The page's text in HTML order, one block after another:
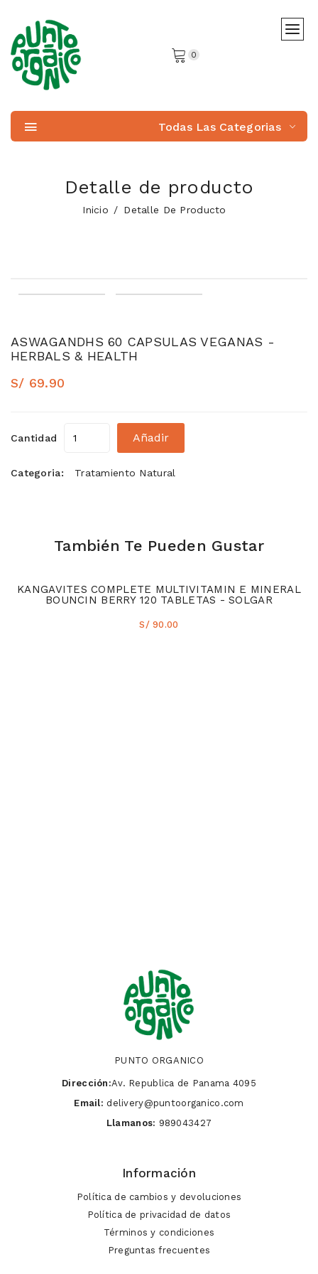
0
Todas Las Categorias
Detalle de producto
Inicio Detalle De Producto
ASWAGANDHS 60 CAPSULAS VEGANAS -
HERBALS & HEALTH
S/ 69.90
Cantidad Añadir
Categoria: Tratamiento Natural
También Te Pueden Gustar
KANGAVITES COMPLETE MULTIVITAMIN E MINERAL
BOUNCIN BERRY 120 TABLETAS - SOLGAR
S/ 90.00
PUNTO ORGANICO
Dirección:Av. Republica de Panama 4095
Email: delivery@puntoorganico.com
Llamanos: 989043427
Información
Política de cambios y devoluciones
Política de privacidad de datos
Términos y condiciones
Preguntas frecuentes